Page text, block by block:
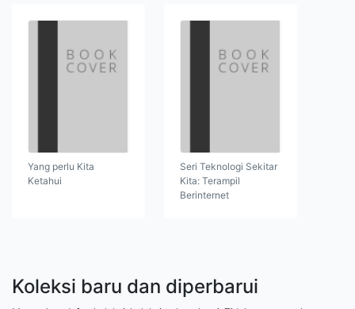
Yang perlu Kita
Ketahui
Seri Teknologi Sekitar
Kita: Terampil
Berinternet
Koleksi baru dan diperbarui